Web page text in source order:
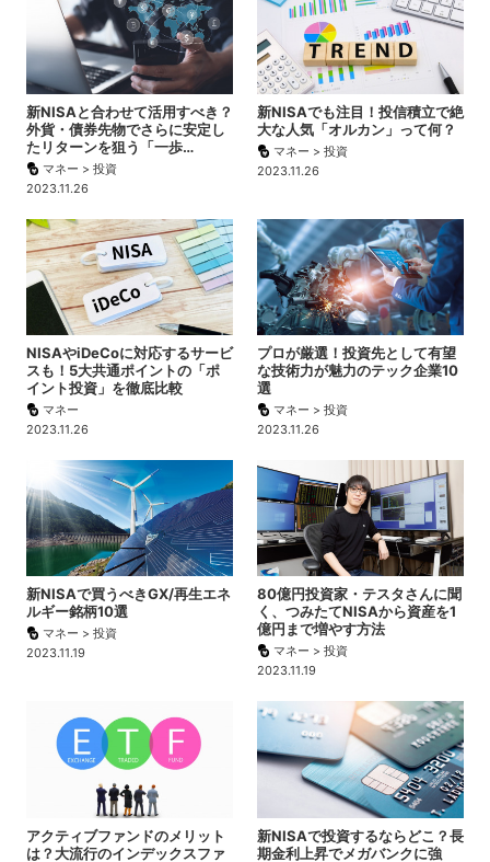
新NISAと合わせて活用すべき？
外貨・債券先物でさらに安定し
たリターンを狙う「一歩…
マネー > 投資
2023.11.26
新NISAでも注目！投信積立で絶
大な人気「オルカン」って何？
マネー > 投資
2023.11.26
NISAやiDeCoに対応するサービ
スも！5大共通ポイントの「ポ
イント投資」を徹底比較
マネー
2023.11.26
プロが厳選！投資先として有望
な技術力が魅力のテック企業10
選
マネー > 投資
2023.11.26
新NISAで買うべきGX/再生エネ
ルギー銘柄10選
マネー > 投資
2023.11.19
80億円投資家・テスタさんに聞
く、つみたてNISAから資産を1
億円まで増やす方法
マネー > 投資
2023.11.19
アクティブファンドのメリット
は？大流行のインデックスファ
新NISAで投資するならどこ？長
期金利上昇でメガバンクに強